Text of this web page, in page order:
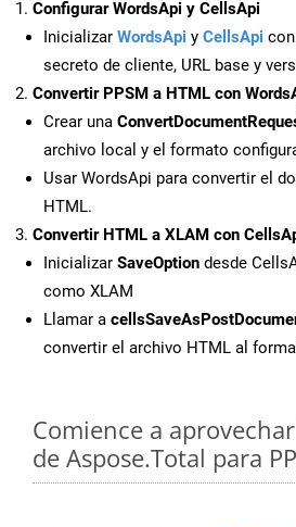
Configurar WordsApi y CellsApi
Inicializar WordsApi y CellsApi
secreto de cliente, URL base y
Convertir PPSM a HTML con
Crear una
archivo local y el formato
Usar WordsApi para convertir el
HTML.
Convertir HTML a XLAM con
Inicializar SaveOption desde
como XLAM
Llamar a
convertir el archivo HTML al
Comience a aprovechar
de Aspose.Total para